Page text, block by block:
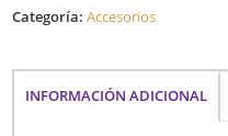
(C089)
Categoría:Accesorios
INFORMACIÓN ADICIONAL